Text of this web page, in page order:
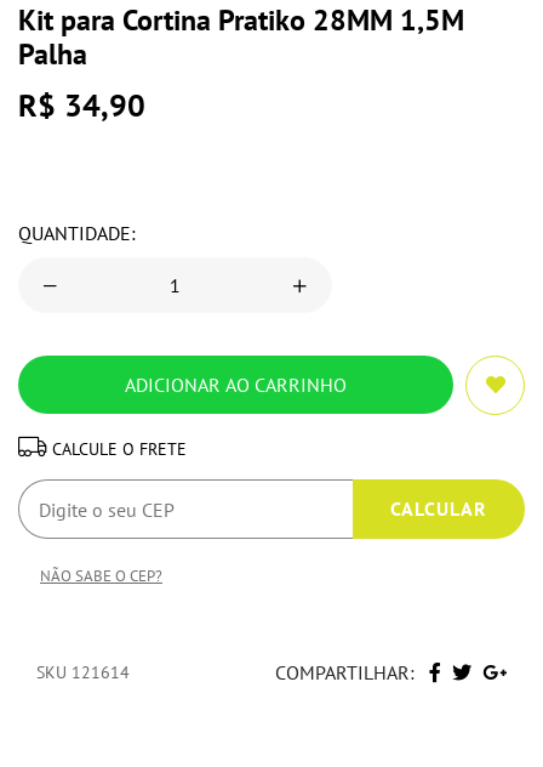
Kit para Cortina Pratiko 28MM 1,5M
Palha
R$ 34,90
QUANTIDADE:
CALCULE O FRETE
NÃO SABE O CEP?
SKU 121614 COMPARTILHAR: